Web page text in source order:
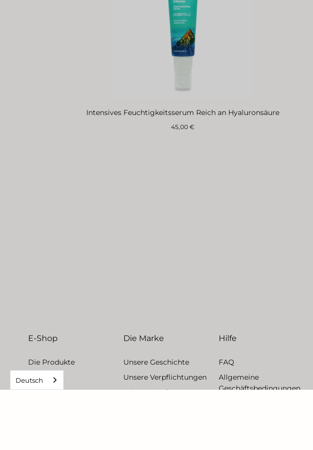
Intensives Feuchtigkeitsserum Reich an Hyaluronsäure
Regulärer
45,00 €
E-Shop
Die Produkte
Routinen
Die Marke
Unsere Geschichte
Unsere Verpflichtungen
Wissenschaft
Hilfe
FAQ
Allgemeine
Geschäftsbedingungen
Deutsch